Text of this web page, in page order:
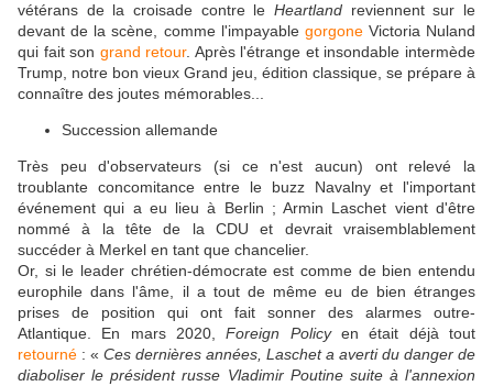
vétérans de la croisade contre le Heartland reviennent sur le
devant de la scène, comme l'impayable gorgoneVictoria Nuland
qui fait son grand retour. Après l'étrange et insondable intermède
Trump, notre bon vieux Grand jeu, édition classique, se prépare à
connaître des joutes mémorables...
Succession allemande
Très peu d'observateurs (si ce n'est aucun) ont relevé la
troublante concomitance entre le buzz Navalny et l'important
événement qui a eu lieu à Berlin ; Armin Laschet vient d'être
nommé à la tête de la CDU et devrait vraisemblablement
succéder à Merkel en tant que chancelier.
Or, si le leader chrétien-démocrate est comme de bien entendu
europhile dans l'âme, il a tout de même eu de bien étranges
prises de position qui ont fait sonner des alarmes outre-
Atlantique. En mars 2020,Foreign Policyen était déjà tout
retourné : « Ces dernières années, Laschet a averti du danger de
diaboliser le président russe Vladimir Poutine suite à l'annexion